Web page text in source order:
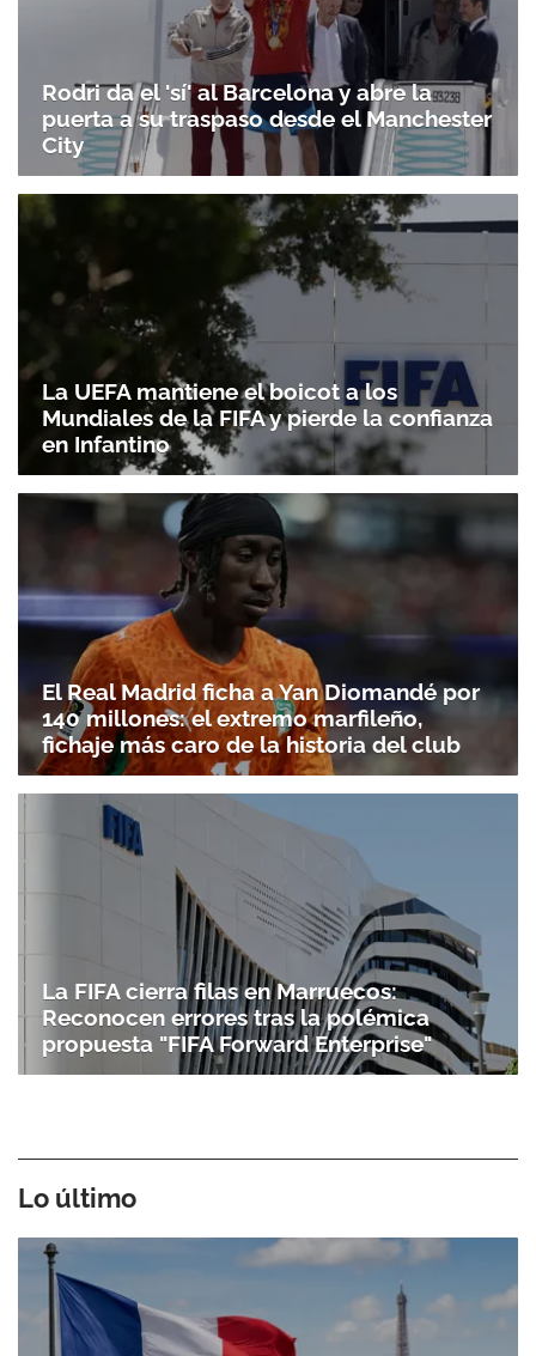
Rodri da el 'sí' al Barcelona y abre la
puerta a su traspaso desde el Manchester
City
La UEFA mantiene el boicot a los
Mundiales de la FIFA y pierde la confianza
en Infantino
El Real Madrid ficha a Yan Diomandé por
140 millones: el extremo marfileño,
fichaje más caro de la historia del club
La FIFA cierra filas en Marruecos:
Reconocen errores tras la polémica
propuesta "FIFA Forward Enterprise"
Lo último